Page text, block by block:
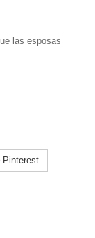
las esposas
Pinterest